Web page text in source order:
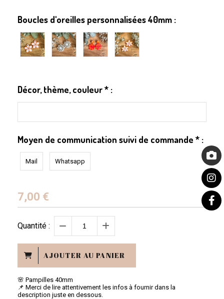
Boucles d'oreilles personnalisées 40mm :
Décor, thème, couleur* :
Moyen de communication suivi de commande * :
Mail Whatsapp
7,00 €
Quantité :
AJOUTER AU PANIER
🌸 Pampilles 40mm
📌 Merci de lire attentivement les infos à fournir dans la
description juste en dessous.